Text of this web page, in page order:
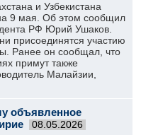
и Узбекистана
9 мая. Об этом сообщил
РФ Юрий Ушаков.
присоединятся участию
Ранее он сообщал, что
примут также
Малайзии,
объявленное
08.05.2026